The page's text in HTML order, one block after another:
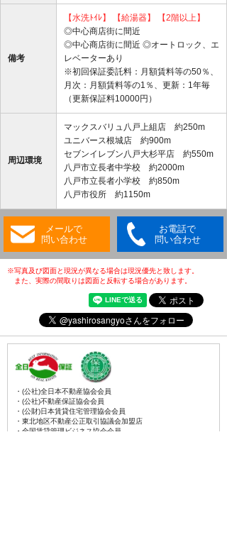
備考
【水洗ﾄｲﾚ】 【給湯器】
【2階以上】
◎中心商店街に間近
◎中心商店街に間近 ◎オートロック、エ
レベーターあり
※初回保証委託料：月額賃料等の50％、
月次：月額賃料等の1％、更新：1年毎
（更新保証料10000円）
周辺環境
マックスバリュ八戸上組店 約250m
ユニバース根城店 約900m
セブンイレブン八戸大杉平店 約550m
八戸市立長者中学校 約2000m
八戸市立長者小学校 約850m
八戸市役所 約1150m
メールで
問い合わせ
お電話で
問い合わせ
※写真及び図面と現況が異なる場合は現況優先と致します。
また、実際の間取りは図面と反転する場合があります。
・(公社)全日本不動産協会会員
・(公社)不動産保証協会会員
・(公財)日本賃貸住宅管理協会会員
・東北地区不動産公正取引協議会加盟店
・全国賃貸管理ビジネス協会会員